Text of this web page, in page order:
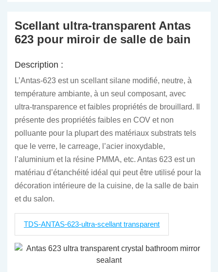
Scellant ultra-transparent Antas
623 pour miroir de salle de bain
Description :
L’Antas-623 est un scellant silane modifié, neutre, à
température ambiante, à un seul composant, avec
ultra-transparence et faibles propriétés de brouillard. Il
présente des propriétés faibles en COV et non
polluante pour la plupart des matériaux substrats tels
que le verre, le carreage, l’acier inoxydable,
l’aluminium et la résine PMMA, etc. Antas 623 est un
matériau d’étanchéité idéal qui peut être utilisé pour la
décoration intérieure de la cuisine, de la salle de bain
et du salon.
TDS-ANTAS-623-ultra-scellant transparent